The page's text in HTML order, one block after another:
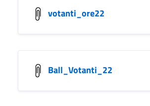
votanti_ore22
Ball_Votanti_22